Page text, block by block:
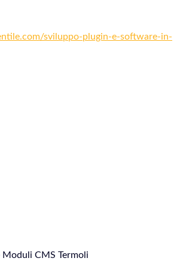
sviluppo-plugin-e-software-in-
CMS Termoli